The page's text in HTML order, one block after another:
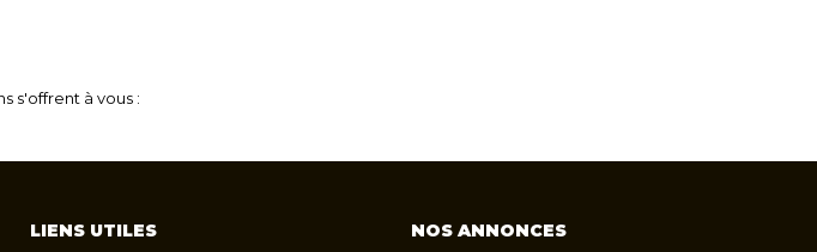
s'offrent à vous :
LIENS UTILES
NOS ANNONCES